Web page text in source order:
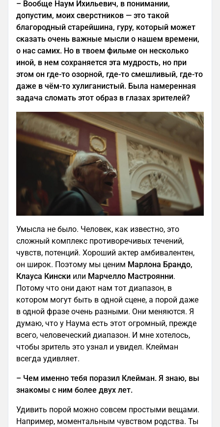
– Вообще Наум Ихильевич, в понимании,
допустим, моих сверстников — это такой
благородный старейшина, гуру, который может
сказать очень важные мысли о нашем времени,
о нас самих. Но в твоем фильме он несколько
иной, в нем сохраняется эта мудрость, но при
этом он где-то озорной, где-то смешливый, где-то
даже в чём-то хулиганистый. Была намеренная
задача сломать этот образ в глазах зрителей?
Умысла не было. Человек, как известно, это
сложный комплекс противоречивых течений,
чувств, потенций. Хороший актер амбивалентен,
он широк. Поэтому мы ценим Марлона Брандо,
Клауса Кински или Марчелло Мастроянни.
Потому что они дают нам тот диапазон, в
котором могут быть в одной сцене, а порой даже
в одной фразе очень разными. Они меняются. Я
думаю, что у Наума есть этот огромный, прежде
всего, человеческий диапазон. И мне хотелось,
чтобы зритель это узнал и увидел. Клейман
всегда удивляет.
– Чем именно тебя поразил Клейман. Я знаю, вы
знакомы с ним более двух лет.
Удивить порой можно совсем простыми вещами.
Например, моментальным чувством родства. Ты